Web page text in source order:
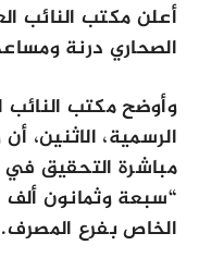
أعلن مكتب النائب
الصحاري درنة
وأوضح مكتب النائب
الرسمية، الاثنين،
مباشرة التحقيق
“سبعة وثمانون
الخاص بفرع المصرف.